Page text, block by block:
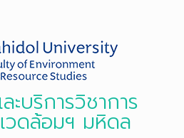
ะบริการวิชาการ
ดล้อมฯ มหิดล